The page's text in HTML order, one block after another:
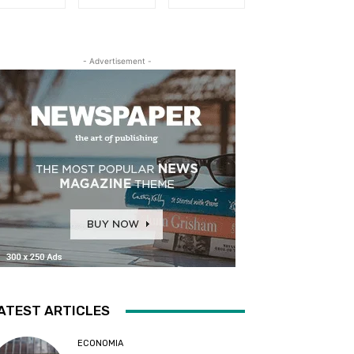
- Advertisement -
ARTICLES
ECONOMIA